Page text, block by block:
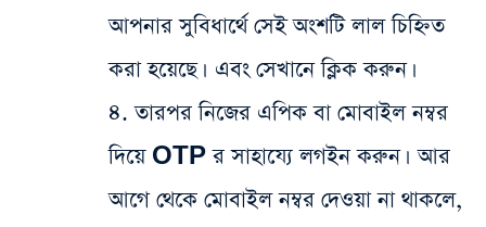
আপনার সুবিধার্থে সেই অংশটি লাল চিহ্নিত
করা হয়েছে। এবং সেখানে ক্লিক করুন।
৪. তারপর নিজের এপিক বা মোবাইল নম্বর
দিয়ে OTP র সাহায্যে লগইন করুন।আর
আগে থেকে মোবাইল নম্বর দেওয়া না থাকলে,